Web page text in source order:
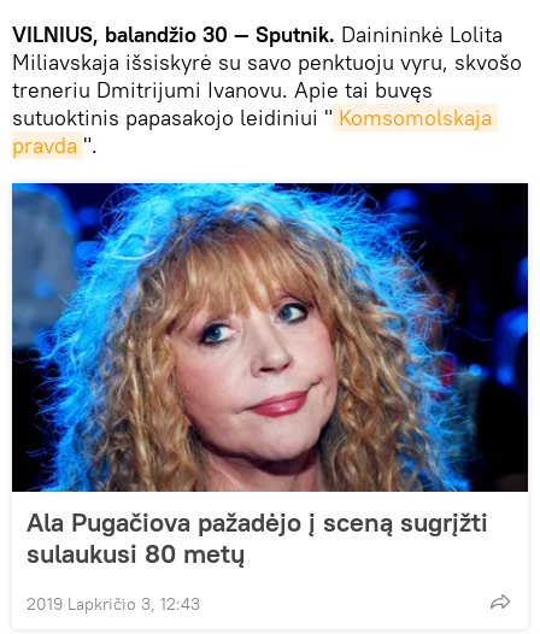
VILNIUS, balandžio 30 — Sputnik. Dainininkė Lolita
Miliavskaja išsiskyrė su savo penktuoju vyru, skvošo
treneriu Dmitrijumi Ivanovu. Apie tai buvęs
sutuoktinis papasakojo leidiniui " Komsomolskaja
pravda ".
Ala Pugačiova pažadėjo į sceną sugrįžti
sulaukusi 80 metų
2019 Lapkričio 3, 12:43